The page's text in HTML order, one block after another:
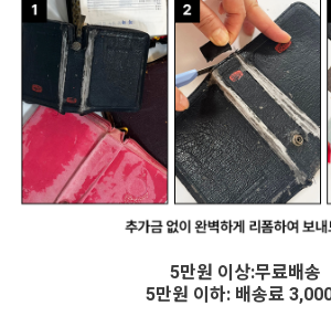
5만원 이상:무료배송
5만원 이하: 배송료